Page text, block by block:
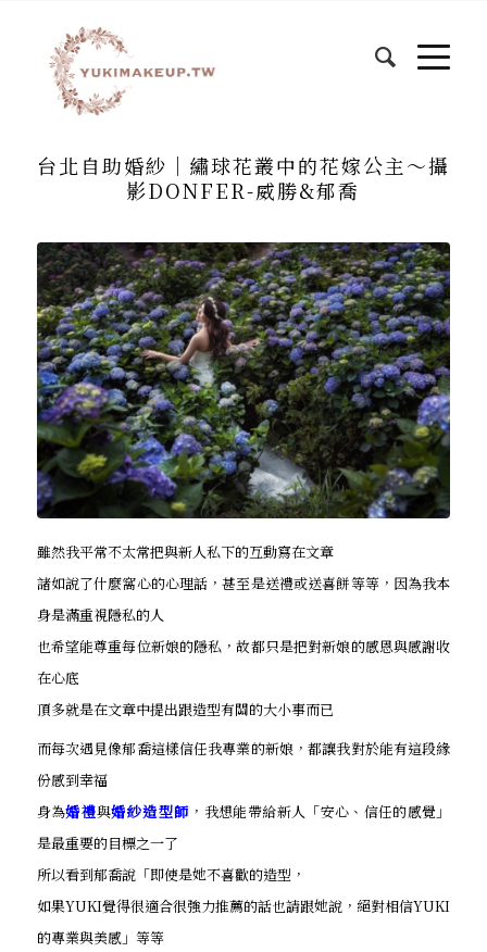
台北自助婚紗│繡球花叢中的花嫁公主～攝
影DONFER-威勝&郁喬
雖然我平常不太常把與新人私下的互動寫在文章
諸如說了什麼窩心的心理話，甚至是送禮或送喜餅等等，因為我本
身是滿重視隱私的人
也希望能尊重每位新娘的隱私，故都只是把對新娘的感恩與感謝收
在心底
頂多就是在文章中提出跟造型有關的大小事而已
而每次遇見像郁喬這樣信任我專業的新娘，都讓我對於能有這段緣
份感到幸福
身為婚禮與婚紗造型師 ，我想能帶給新人「安心、信任的感覺」
是最重要的目標之一了
所以看到郁喬說「即使是她不喜歡的造型，
如果YUKI覺得很適合很強力推薦的話也請跟她說，絕對相信YUKI
的專業與美感」等等